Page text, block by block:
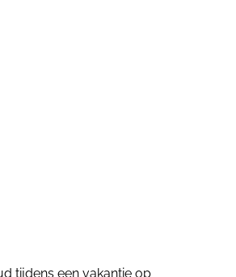
tijdens een vakantie op